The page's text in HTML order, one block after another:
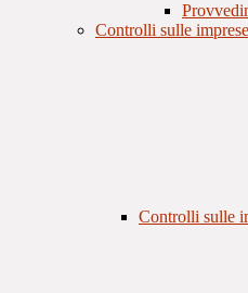
Controlli sulle imprese
Controlli sulle